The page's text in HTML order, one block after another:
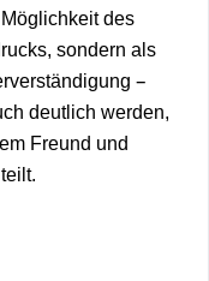
des
sondern als
–
deutlich werden,
Freund und